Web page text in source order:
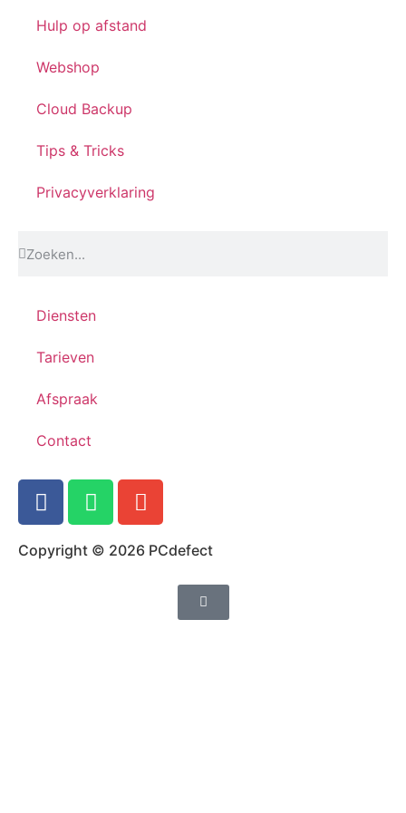
Hulp op afstand
Webshop
Cloud Backup
Tips & Tricks
Privacyverklaring
Diensten
Tarieven
Afspraak
Contact
Copyright © 2026 PCdefect